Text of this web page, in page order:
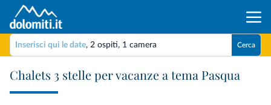
Inserisci qui le date, 2 ospiti, 1 camera Cerca
Chalets 3 stelle per vacanze a tema Pasqua